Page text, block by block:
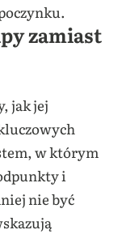
zamiast
jak jej
w którym
i
nie być